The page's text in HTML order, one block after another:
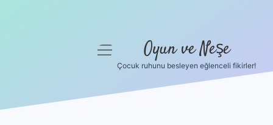
menüyü
Oyun ve Neşe
Çocuk ruhunu besleyen eğlenceli fikirler!